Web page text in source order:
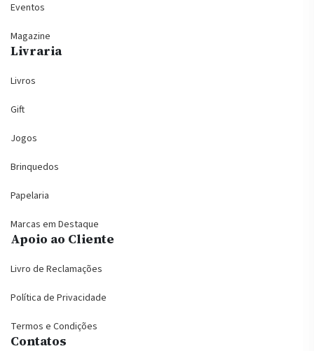
Eventos
Magazine
Livraria
Livros
Gift
Jogos
Brinquedos
Papelaria
Marcas em Destaque
Apoio ao Cliente
Livro de Reclamações
Política de Privacidade
Termos e Condições
Contatos